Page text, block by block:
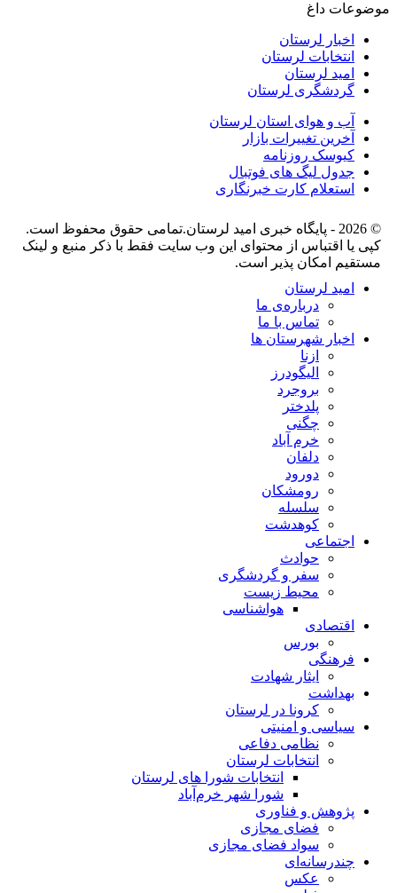
موضوعات داغ
اخبار لرستان
انتخابات لرستان
امید لرستان
گردشگری لرستان
آب و هوای استان لرستان
آخرین تغییرات بازار
کیوسک روزنامه
جدول لیگ های فوتبال
استعلام کارت خبرنگاری
© 2026 - پایگاه خبری اميد لرستان.تمامی حقوق محفوظ است.
کپی یا اقتباس از محتوای این وب سایت فقط با ذکر منبع و لینک
مستقیم امکان پذیر است.
امید لرستان
درباره‌ی ما
تماس با ما
اخبار شهرستان ها
ازنا
الیگودرز
بروجرد
پلدختر
چگنی
خرم آباد
دلفان
دورود
رومشکان
سلسله
کوهدشت
اجتماعی
حوادث
سفر و گردشگری
محیط زیست
هواشناسی
اقتصادی
بورس
فرهنگی
ایثار شهادت
بهداشت
کرونا در لرستان
سیاسی و امنیتی
نظامی دفاعی
انتخابات لرستان
انتخابات شورا های لرستان
شورا شهر خرم‌آباد
پژوهش و فناوری
فضای مجازی
سواد فضای مجازی
چندرسانه‌ای
عكس